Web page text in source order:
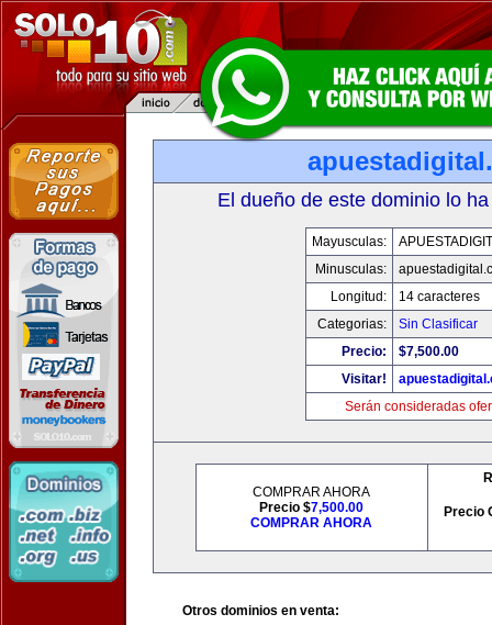
El dueño de este dominio lo
Mayusculas:
Minusculas:
Longitud:
14 caracteres
Categorias:
Sin Clasificar
Precio:
$7,500.00
Visitar!
Serán consideradas
COMPRAR AHORA
Precio $7,500.00
COMPRAR AHORA
Precio
Otros dominios en venta: